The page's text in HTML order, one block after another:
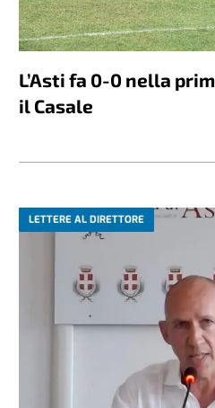
L’Asti fa 0-0 nella
il Casale
LETTERE AL DIRETTORE